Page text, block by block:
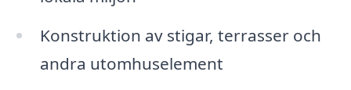
Konstruktion av stigar, terrasser och
andra utomhuselement